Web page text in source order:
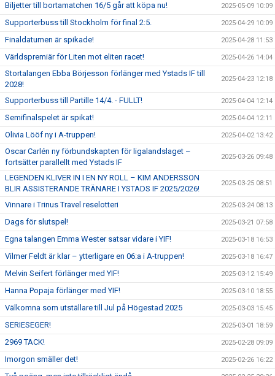
Biljetter till bortamatchen 16/5 går att köpa nu! 2025-05-09 10:09
Supporterbuss till Stockholm för final 2:5. 2025-04-29 10:09
Finaldatumen är spikade! 2025-04-28 11:53
Världspremiär för Liten mot eliten racet! 2025-04-26 14:04
Stortalangen Ebba Börjesson förlänger med Ystads IF till
2028!
2025-04-23 12:18
Supporterbuss till Partille 14/4. - FULLT! 2025-04-04 12:14
Semifinalspelet är spikat! 2025-04-04 12:11
Olivia Lööf ny i A-truppen! 2025-04-02 13:42
Oscar Carlén ny förbundskapten för ligalandslaget –
fortsätter parallellt med Ystads IF
2025-03-26 09:48
LEGENDEN KLIVER IN I EN NY ROLL – KIM ANDERSSON
BLIR ASSISTERANDE TRÄNARE I YSTADS IF 2025/2026!
2025-03-25 08:51
Vinnare i Trinus Travel reselotteri 2025-03-24 08:13
Dags för slutspel! 2025-03-21 07:58
Egna talangen Emma Wester satsar vidare i YIF! 2025-03-18 16:53
Vilmer Feldt är klar – ytterligare en 06:a i A-truppen! 2025-03-18 16:47
Melvin Seifert förlänger med YIF! 2025-03-12 15:49
Hanna Popaja förlänger med YIF! 2025-03-10 18:55
Välkomna som utställare till Jul på Högestad 2025 2025-03-03 15:45
SERIESEGER! 2025-03-01 18:59
2969 TACK! 2025-02-28 09:09
Imorgon smäller det! 2025-02-26 16:22